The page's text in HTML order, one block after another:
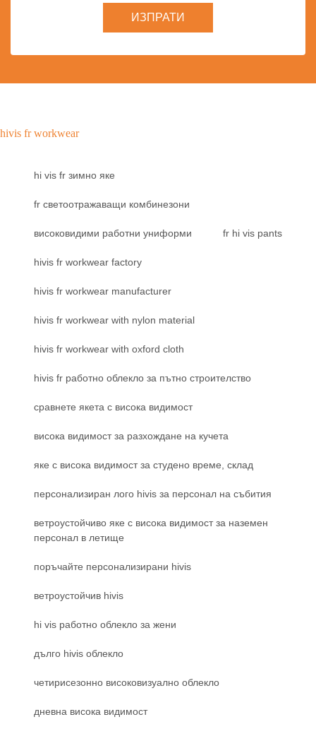
ИЗПРАТИ
hivis fr workwear
hi vis fr зимно яке
fr светоотражаващи комбинезони
високовидими работни униформи fr hi vis pants
hivis fr workwear factory
hivis fr workwear manufacturer
hivis fr workwear with nylon material
hivis fr workwear with oxford cloth
hivis fr работно облекло за пътно строителство
сравнете якета с висока видимост
висока видимост за разхождане на кучета
яке с висока видимост за студено време, склад
персонализиран лого hivis за персонал на събития
ветроустойчиво яке с висока видимост за наземен
персонал в летище
поръчайте персонализирани hivis
ветроустойчив hivis
hi vis работно облекло за жени
дълго hivis облекло
четирисезонно високовизуално облекло
дневна висока видимост